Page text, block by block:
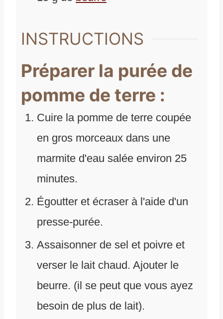
INSTRUCTIONS
Préparer la purée de
pomme de terre :
Cuire la pomme de terre coupée
en gros morceaux dans une
marmite d'eau salée environ 25
minutes.
Égoutter et écraser à l'aide d'un
presse-purée.
Assaisonner de sel et poivre et
verser le lait chaud. Ajouter le
beurre. (il se peut que vous ayez
besoin de plus de lait).